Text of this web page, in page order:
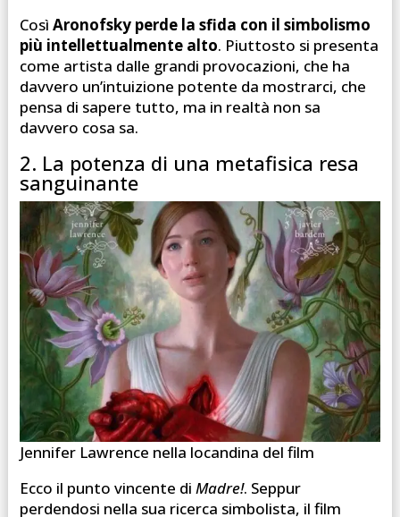
Così Aronofsky perde la sfida con il simbolismo
più intellettualmente alto. Piuttosto si presenta
come artista dalle grandi provocazioni, che ha
davvero un’intuizione potente da mostrarci, che
pensa di sapere tutto, ma in realtà non sa
davvero cosa sa.
2. La potenza di una metafisica resa
sanguinante
Jennifer Lawrence nella locandina del film
Ecco il punto vincente di Madre!. Seppur
perdendosi nella sua ricerca simbolista, il film